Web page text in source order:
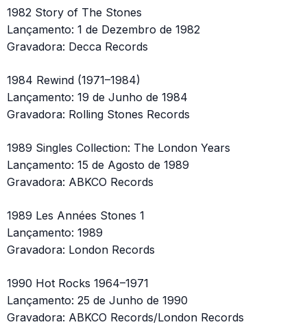
1982 Story of The Stones
Lançamento: 1 de Dezembro de 1982
Gravadora: Decca Records
1984 Rewind (1971–1984)
Lançamento: 19 de Junho de 1984
Gravadora: Rolling Stones Records
1989 Singles Collection: The London Years
Lançamento: 15 de Agosto de 1989
Gravadora: ABKCO Records
1989 Les Années Stones 1
Lançamento: 1989
Gravadora: London Records
1990 Hot Rocks 1964–1971
Lançamento: 25 de Junho de 1990
Gravadora: ABKCO Records/London Records